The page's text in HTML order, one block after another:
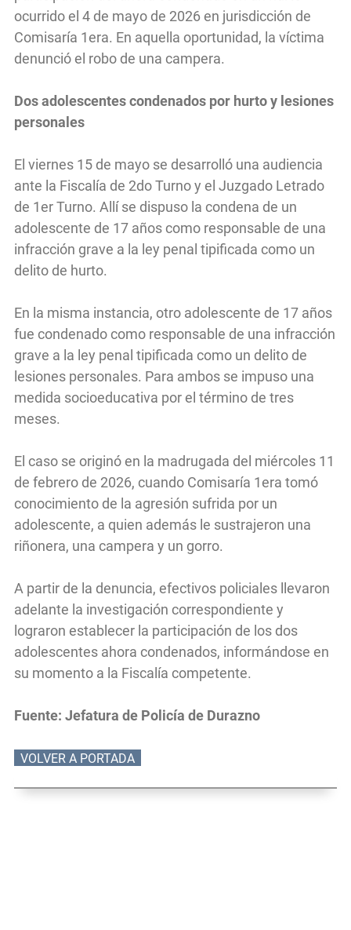
ocurrido el 4 de mayo de 2026 en jurisdicción de
Comisaría 1era. En aquella oportunidad, la víctima
denunció el robo de una campera.
Dos adolescentes condenados por hurto y lesiones
personales
El viernes 15 de mayo se desarrolló una audiencia
ante la Fiscalía de 2do Turno y el Juzgado Letrado
de 1er Turno. Allí se dispuso la condena de un
adolescente de 17 años como responsable de una
infracción grave a la ley penal tipificada como un
delito de hurto.
En la misma instancia, otro adolescente de 17 años
fue condenado como responsable de una infracción
grave a la ley penal tipificada como un delito de
lesiones personales. Para ambos se impuso una
medida socioeducativa por el término de tres
meses.
El caso se originó en la madrugada del miércoles 11
de febrero de 2026, cuando Comisaría 1era tomó
conocimiento de la agresión sufrida por un
adolescente, a quien además le sustrajeron una
riñonera, una campera y un gorro.
A partir de la denuncia, efectivos policiales llevaron
adelante la investigación correspondiente y
lograron establecer la participación de los dos
adolescentes ahora condenados, informándose en
su momento a la Fiscalía competente.
Fuente: Jefatura de Policía de Durazno
VOLVER A PORTADA